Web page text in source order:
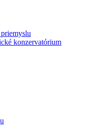
konzervatórium